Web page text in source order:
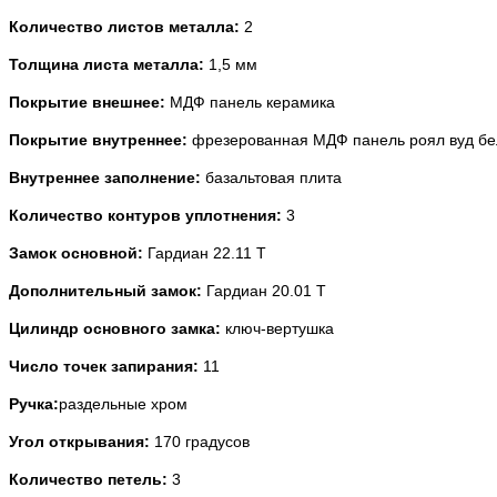
Количество листов металла: 2
Толщина листа металла: 1,5 мм
Покрытие внешнее: МДФ панель керамика
Покрытие внутреннее: фрезерованная МДФ панель роял вуд
Внутреннее заполнение: базальтовая плита
Количество контуров уплотнения: 3
Замок основной: Гардиан 22.11 Т
Дополнительный замок: Гардиан 20.01 Т
Цилиндр основного замка: ключ-вертушка
Число точек запирания: 11
Ручка:раздельные хром
Угол открывания: 170 градусов
Количество петель: 3